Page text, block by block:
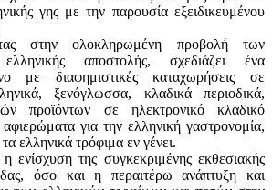
γης με την παρουσία εξειδικευμένου
στην ολοκληρωμένη προβολή των
αποστολής, σχεδιάζει ένα
με διαφημιστικές καταχωρήσεις σε
ξενόγλωσσα, κλαδικά περιοδικά,
προϊόντων σε ηλεκτρονικό κλαδικό
για την ελληνική γαστρονομία,
ελληνικά τρόφιμα εν γένει.
ενίσχυση της συγκεκριμένης εκθεσιακής
όσο και η περαιτέρω ανάπτυξη και